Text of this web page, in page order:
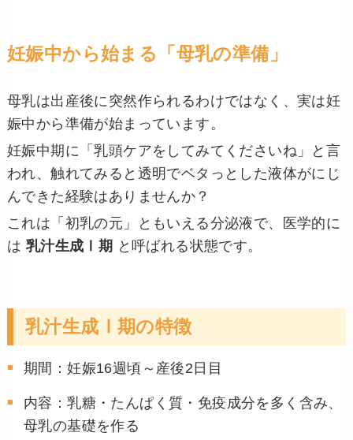
妊娠中から始まる「母乳の準備」
母乳は出産後に突然作られるわけではなく、実は妊
娠中から準備が始まっています。
妊娠中期に「乳頭ケアをしてみてくださいね」と言
われ、触れてみると透明でベタっとした液体がにじ
んできた経験はありませんか？
これは「初乳の元」ともいえる分泌液で、医学的に
は 乳汁生成Ⅰ期 と呼ばれる状態です。
乳汁生成Ⅰ期の特徴
期間：妊娠16週頃～産後2日目
内容：乳糖・たんぱく質・免疫成分を多く含み、
母乳の基礎を作る